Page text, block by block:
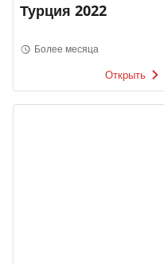
Турция 2022
Более месяца
Открыть